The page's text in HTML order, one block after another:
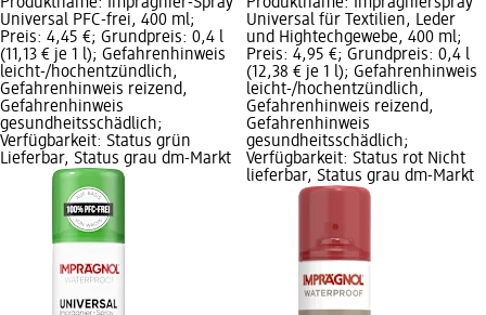
Universal PFC-frei, 400 ml;
Preis: 4,45 €; Grundpreis: 0,4 l
(11,13 € je 1 l); Gefahrenhinweis
leicht-/hochentzündlich,
Gefahrenhinweis reizend,
Gefahrenhinweis
gesundheitsschädlich;
Verfügbarkeit: Status grün
Lieferbar, Status grau dm-Markt
Universal für Textilien, Leder
und Hightechgewebe, 400 ml;
Preis: 4,95 €; Grundpreis: 0,4 l
(12,38 € je 1 l); Gefahrenhinweis
leicht-/hochentzündlich,
Gefahrenhinweis reizend,
Gefahrenhinweis
gesundheitsschädlich;
Verfügbarkeit: Status rot Nicht
lieferbar, Status grau dm-Markt